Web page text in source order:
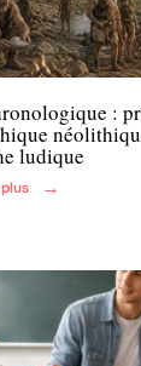
:
ludique